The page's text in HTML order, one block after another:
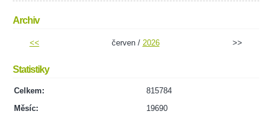
Archiv
<< červen / 2026 >>
Statistiky
Celkem:
815784
Měsíc:
19690